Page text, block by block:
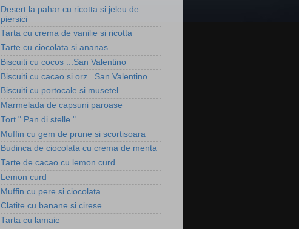
Desert la pahar cu ricotta si jeleu de
piersici
Tarta cu crema de vanilie si ricotta
Tarte cu ciocolata si ananas
Biscuiti cu cocos ...San Valentino
Biscuiti cu cacao si orz...San Valentino
Biscuiti cu portocale si musetel
Marmelada de capsuni paroase
Tort " Pan di stelle "
Muffin cu gem de prune si scortisoara
Budinca de ciocolata cu crema de menta
Tarte de cacao cu lemon curd
Lemon curd
Muffin cu pere si ciocolata
Clatite cu banane si cirese
Tarta cu lamaie